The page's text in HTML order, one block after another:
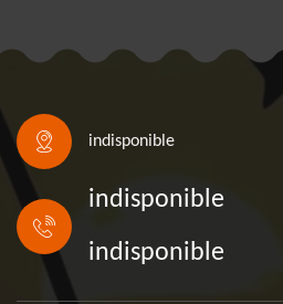
indisponible
indisponible
indisponible